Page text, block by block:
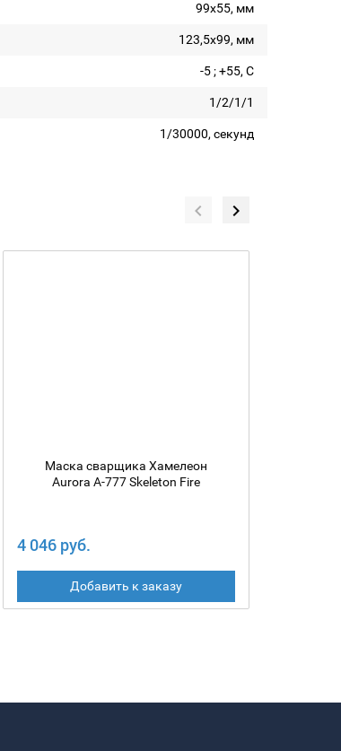
99x55, мм
123,5x99, мм
-5 ; +55, С
1/2/1/1
1/30000, секунд
Маска сварщика Хамелеон
Aurora A-777 Skeleton Fire
4 046 руб.
Добавить к заказу